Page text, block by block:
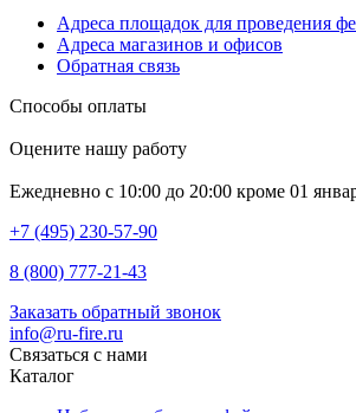
Адреса площадок для проведения
Адреса магазинов и офисов
Обратная связь
Способы оплаты
Оцените нашу работу
Ежедневно с 10:00 до 20:00 кроме 01
+7 (495) 230-57-90
8 (800) 777-21-43
Заказать обратный звонок
info@ru-fire.ru
Связаться с нами
Каталог